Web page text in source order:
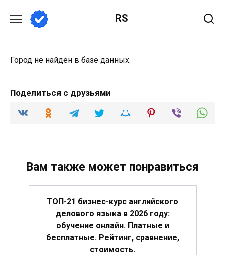
содержанию
RS
Город не найден в базе данных.
Поделиться с друзьями
Вам также может понравиться
ТОП-21 бизнес-курс английского
делового языка в 2026 году:
обучение онлайн. Платные и
бесплатные. Рейтинг, сравнение,
стоимость.